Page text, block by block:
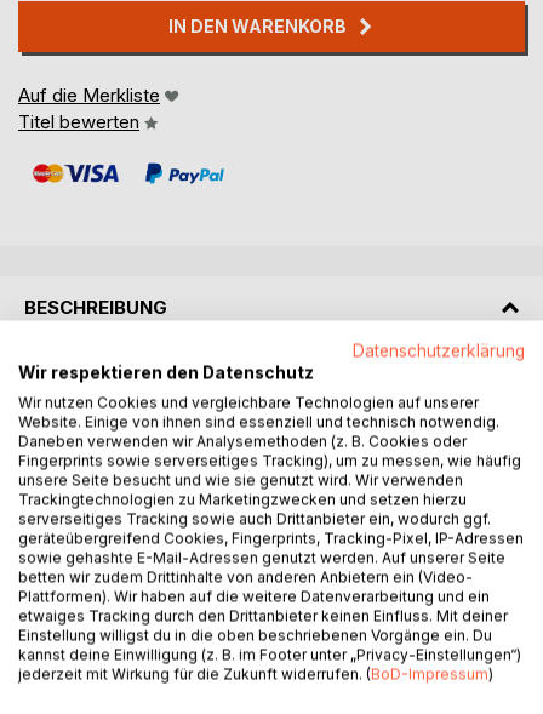
IN DEN WARENKORB
Auf die Merkliste
Titel bewerten
BESCHREIBUNG
Mistä ihmisen tieto on peräisin?
Jo vuosituhansien ajan eri perinteet ovat kertoneet
kohtaamisista, väliintuloista ja tiedosta, joka ei näytä
syntyneen ihmisen omasta kokemuksesta. Sumerilaiset
tekstit, raamatulliset kirjoitukset ja Eenokin kirja kuvaavat
olentoja, joiden kerrotaan vaikuttaneen ihmisen kehitykseen
- sekä oivalluksia, jotka näyttävät ilmestyneen äkillisesti.
Ovatko kyseessä todelliset tapahtumat? Symboliset
kertomukset? Vai viittaavatko nämä perinteet yhteyksiin,
joita ei vieläkään täysin ymmärretä?
Datenschutzerklärung
Wir respektieren den Datenschutz
Wir nutzen Cookies und vergleichbare Technologien auf unserer
Website. Einige von ihnen sind essenziell und technisch notwendig.
Daneben verwenden wir Analysemethoden (z. B. Cookies oder
Fingerprints sowie serverseitiges Tracking), um zu messen, wie häufig
unsere Seite besucht und wie sie genutzt wird. Wir verwenden
Trackingtechnologien zu Marketingzwecken und setzen hierzu
serverseitiges Tracking sowie auch Drittanbieter ein, wodurch ggf.
geräteübergreifend Cookies, Fingerprints, Tracking-Pixel, IP-Adressen
sowie gehashte E-Mail-Adressen genutzt werden. Auf unserer Seite
betten wir zudem Drittinhalte von anderen Anbietern ein (Video-
Plattformen). Wir haben auf die weitere Datenverarbeitung und ein
etwaiges Tracking durch den Drittanbieter keinen Einfluss. Mit deiner
Einstellung willigst du in die oben beschriebenen Vorgänge ein. Du
kannst deine Einwilligung (z. B. im Footer unter „Privacy-Einstellungen“)
jederzeit mit Wirkung für die Zukunft widerrufen. (BoD-Impressum)